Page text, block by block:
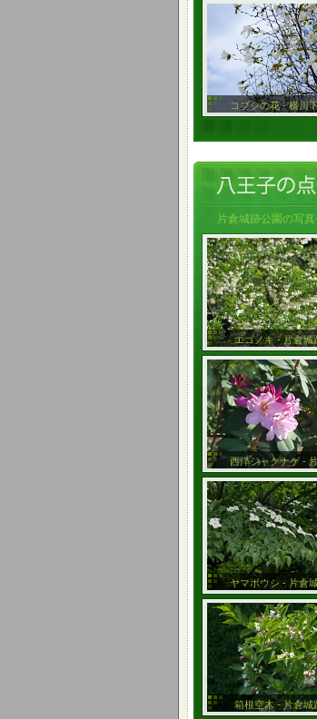
コブシの花 - 横川
片倉城跡公園の写
エゴノキ - 片倉城
西洋シャクナゲ -
ヤマボウシ - 片倉
箱根空木 - 片倉城